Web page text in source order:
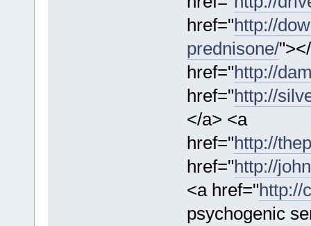
href="http://
prednisone/
href="http://
href="http://
</a> <a
href="http://
href="http://
<a href="http://
psychogenic